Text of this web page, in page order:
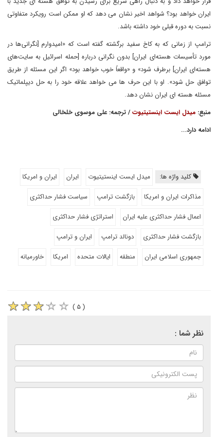
ایران خواهد بود؟ شواهد اخیر نشان می دهد که او ممکن است رویکرد متفاوتی
نسبت به دوره قبلی خود داشته باشد.
ترامپ از زمانی که به کاخ سفید برگشته گفته است که «امیدوارم [نگرانی‌ها در
مورد تأسیسات هسته‌ای ایران] بدون نگرانی درباره [حمله اسرائیل به سایت‌های
هسته‌ای ایران] برطرف شود» و «واقعاً خوب خواهد بود» اگر این مسئله از طریق
توافق حل شود». او با این حرف ها می خواهد علاقه خود را به حل دیپلماتیک
مسئله هسته ای ایران نشان دهد.
منبع: میدل ایست اینستیتیوت/ ترجمه: علی موسوی خلخالی
ادامه دارد...
کلید واژه ها: میدل ایست اینستیتیوت ایران
ایران و امریکا
مذاکرات ایران و امریکا
بازگشت ترامپ
سیاست فشار حداکثری
اعمال فشار حداکثری علیه ایران
استراتژی فشار حداکثری
بازگشت فشار حداکثری
دونالد ترامپ
ایران و ترامپ
جمهوری اسلامی ایران
منطقه ایالات متحده امریکا خاورمیانه
( ۵ )
نظر شما :